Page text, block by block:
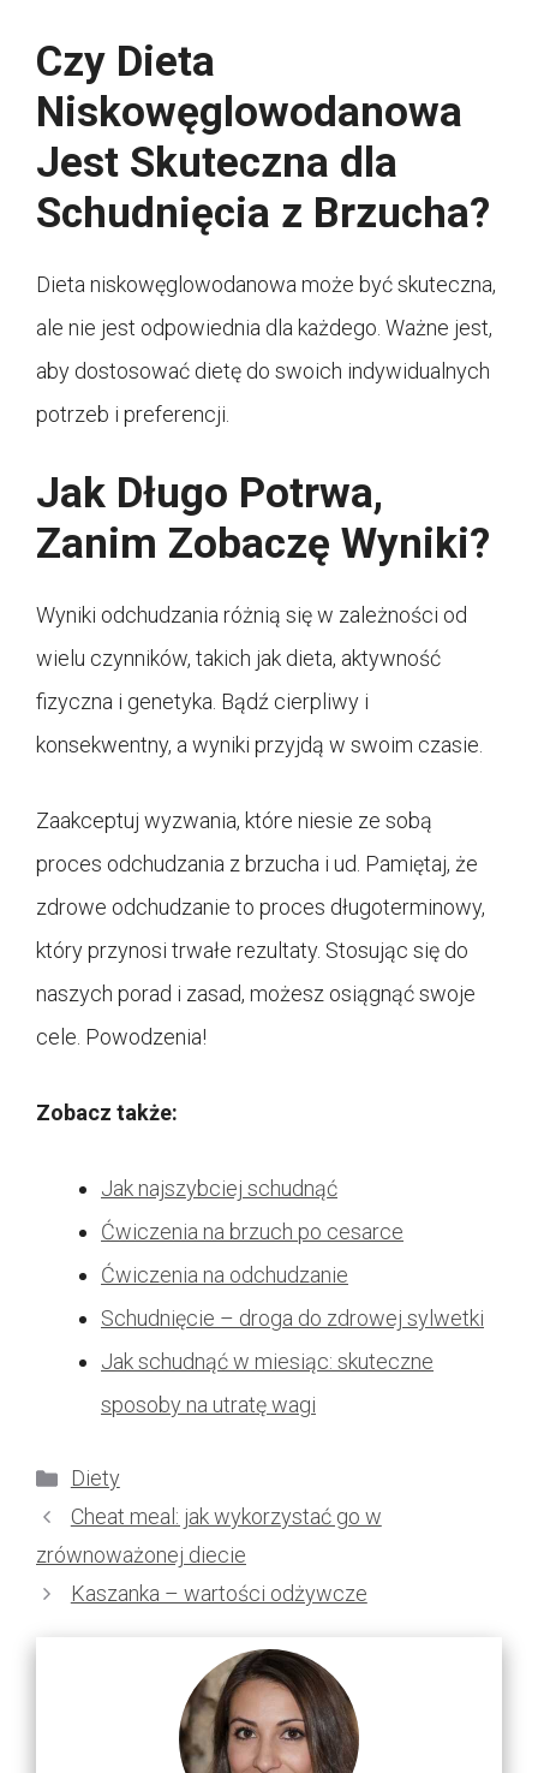
Czy Dieta
Niskowęglowodanowa
Jest Skuteczna dla
Schudnięcia z Brzucha?
Dieta niskowęglowodanowa może być skuteczna,
ale nie jest odpowiednia dla każdego. Ważne jest,
aby dostosować dietę do swoich indywidualnych
potrzeb i preferencji.
Jak Długo Potrwa,
Zanim Zobaczę Wyniki?
Wyniki odchudzania różnią się w zależności od
wielu czynników, takich jak dieta, aktywność
fizyczna i genetyka. Bądź cierpliwy i
konsekwentny, a wyniki przyjdą w swoim czasie.
Zaakceptuj wyzwania, które niesie ze sobą
proces odchudzania z brzucha i ud. Pamiętaj, że
zdrowe odchudzanie to proces długoterminowy,
który przynosi trwałe rezultaty. Stosując się do
naszych porad i zasad, możesz osiągnąć swoje
cele. Powodzenia!
Zobacz także:
Jak najszybciej schudnąć
Ćwiczenia na brzuch po cesarce
Ćwiczenia na odchudzanie
Schudnięcie – droga do zdrowej sylwetki
Jak schudnąć w miesiąc: skuteczne
sposoby na utratę wagi
Kategorie
Diety
Cheat meal: jak wykorzystać go w
zrównoważonej diecie
Kaszanka – wartości odżywcze